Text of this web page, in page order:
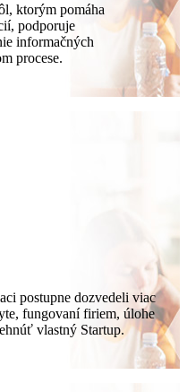
ktorým pomáha
podporuje
informačných
procese.
postupne dozvedeli viac
fungovaní firiem, úlohe
vlastný Startup.